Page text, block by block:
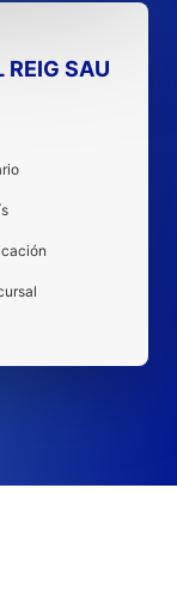
REIG SAU